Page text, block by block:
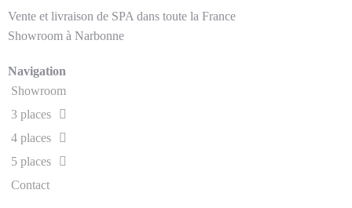
Vente et livraison de SPA dans toute la France
Showroom à Narbonne
Navigation
Showroom
3 places
4 places
5 places
Contact